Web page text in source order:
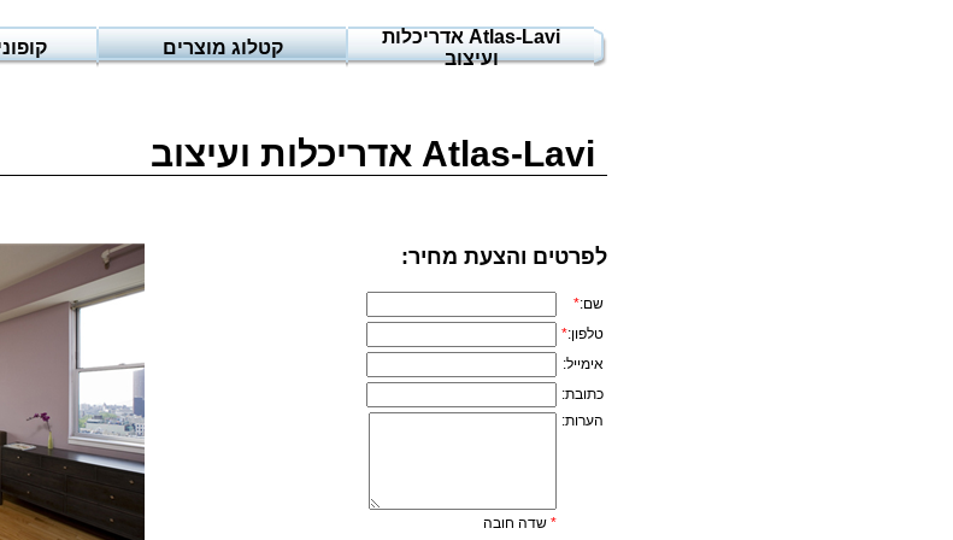
Atlas-Lavi אדריכלות
ועיצוב
קטלוג מוצרים
Atlas-Lavi אדריכלות ועיצוב
לפרטים והצעת מחיר:
שם:*
טלפון:*
אימייל:
כתובת:
הערות:
* שדה חובה